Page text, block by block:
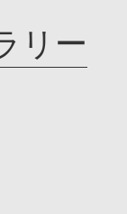
リー